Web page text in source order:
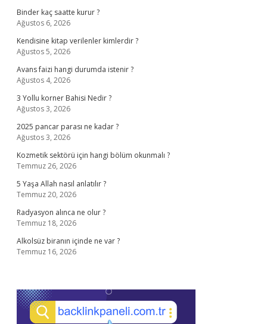
Binder kaç saatte kurur ?
Ağustos 6, 2026
Kendisine kitap verilenler kimlerdir ?
Ağustos 5, 2026
Avans faizi hangi durumda istenir ?
Ağustos 4, 2026
3 Yollu korner Bahisi Nedir ?
Ağustos 3, 2026
2025 pancar parası ne kadar ?
Ağustos 3, 2026
Kozmetik sektörü için hangi bölüm okunmalı ?
Temmuz 26, 2026
5 Yaşa Allah nasıl anlatılır ?
Temmuz 20, 2026
Radyasyon alınca ne olur ?
Temmuz 18, 2026
Alkolsüz biranın içinde ne var ?
Temmuz 16, 2026